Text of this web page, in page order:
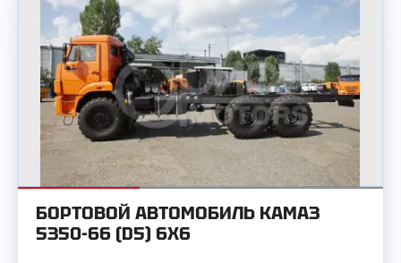
БОРТОВОЙ АВТОМОБИЛЬ КАМАЗ
5350-66 (D5) 6Х6